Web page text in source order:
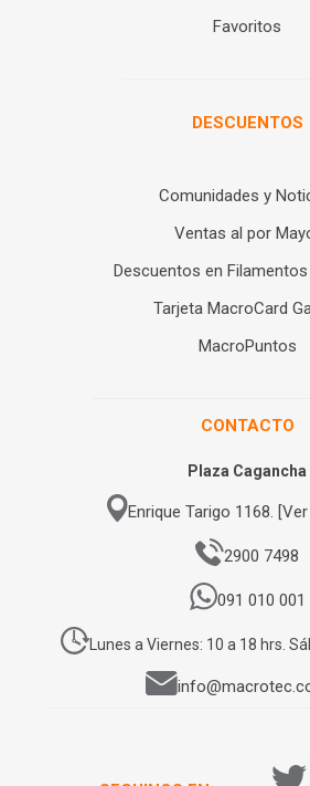
Favoritos
DESCUENTOS
Comunidades y
Ventas al por
Descuentos en Filamentos
Tarjeta MacroCard
MacroPuntos
CONTACTO
Plaza Cagancha
Enrique Tarigo 1168.
2900 7498
091 010 001
Lunes a Viernes: 10 a 18 hrs.